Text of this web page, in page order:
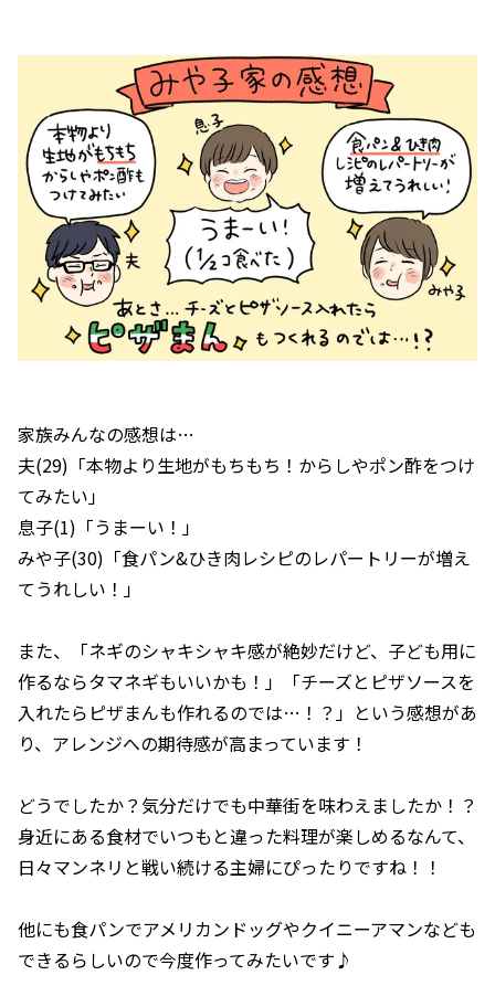
家族みんなの感想は…
夫(29)「本物より生地がもちもち！からしやポン酢をつけ
てみたい」
息子(1)「うまーい！」
みや子(30)「食パン&ひき肉レシピのレパートリーが増え
てうれしい！」
また、「ネギのシャキシャキ感が絶妙だけど、子ども用に
作るならタマネギもいいかも！」「チーズとピザソースを
入れたらピザまんも作れるのでは…！？」という感想があ
り、アレンジへの期待感が高まっています！
どうでしたか？気分だけでも中華街を味わえましたか！？
身近にある食材でいつもと違った料理が楽しめるなんて、
日々マンネリと戦い続ける主婦にぴったりですね！！
他にも食パンでアメリカンドッグやクイニーアマンなども
できるらしいので今度作ってみたいです♪